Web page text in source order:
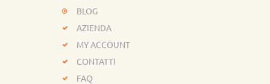
BLOG
AZIENDA
MY ACCOUNT
CONTATTI
FAQ